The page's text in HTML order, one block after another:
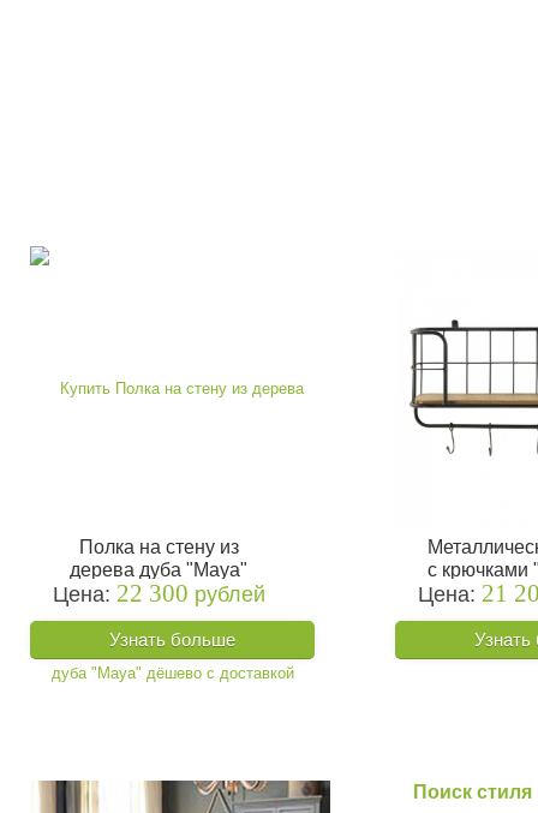
Полка на стену из
дерева дуба "Maya"
Цена: 22 300 рублей
Узнать больше
с крючками
Цена: 21
Поиск